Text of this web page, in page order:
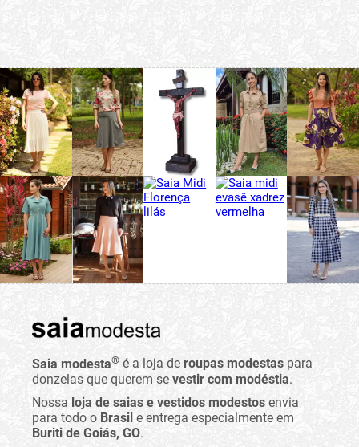
Saia modesta® é a loja de roupas modestas para
donzelas que querem se vestir com modéstia.
Nossa loja de saias e vestidos modestos envia
para todo o Brasil e entrega especialmente em
Buriti de Goiás, GO.